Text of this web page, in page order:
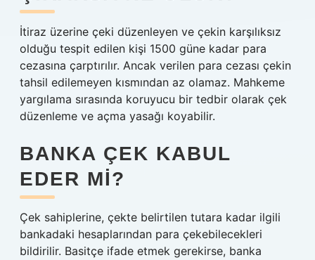
İtiraz üzerine çeki düzenleyen ve çekin karşılıksız
olduğu tespit edilen kişi 1500 güne kadar para
cezasına çarptırılır. Ancak verilen para cezası çekin
tahsil edilemeyen kısmından az olamaz. Mahkeme
yargılama sırasında koruyucu bir tedbir olarak çek
düzenleme ve açma yasağı koyabilir.
BANKA ÇEK KABUL
EDER MI?
Çek sahiplerine, çekte belirtilen tutara kadar ilgili
bankadaki hesaplarından para çekebilecekleri
bildirilir. Basitçe ifade etmek gerekirse, banka